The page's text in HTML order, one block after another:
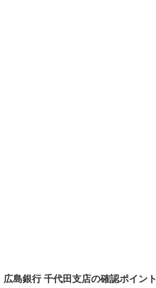
広島銀行 千代田支店の確認ポイント